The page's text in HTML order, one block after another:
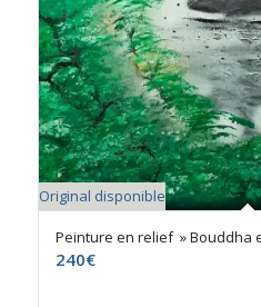
Original disponible
Peinture en relief » Bouddha
240€